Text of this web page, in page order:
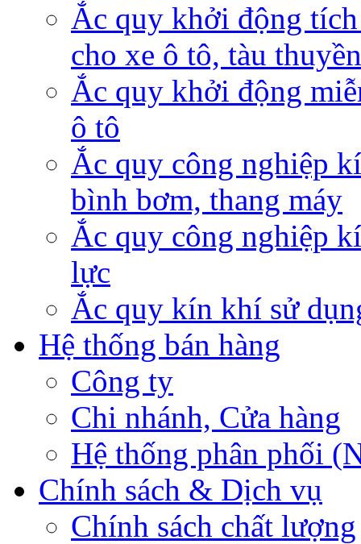
Ắc quy khởi động
cho xe ô tô, tàu thuyền
Ắc quy khởi động
ô tô
Ắc quy công nghiệp
bình bơm, thang máy
Ắc quy công nghiệp
lực
Ắc quy kín khí sử
Hệ thống bán hàng
Công ty
Chi nhánh, Cửa hàng
Hệ thống phân phối
Chính sách & Dịch vụ
Chính sách chất lượng